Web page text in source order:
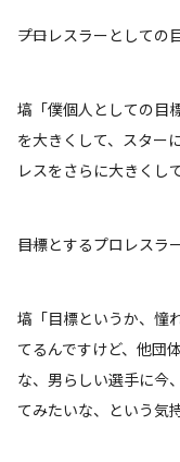
――プロレスラーとしての
塙「僕個人としての目
を大きくして、スター
レスをさらに大きくし
――目標とするプロレスラ
塙「目標というか、憧
てるんですけど、他団
な、男らしい選手に今
てみたいな、という気